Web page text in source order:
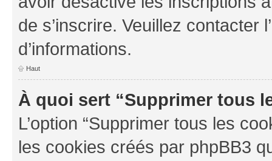
de s’inscrire. Veuillez contacter
d’informations.
Haut
À quoi sert “Supprimer tous
L’option “Supprimer tous les
les cookies créés par phpBB3